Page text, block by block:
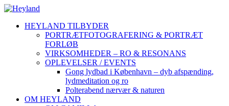
HEYLAND TILBYDER
PORTRÆTFOTOGRAFERING & PORTRÆT
FORLØB
VIRKSOMHEDER – RO & RESONANS
OPLEVELSER / EVENTS
Gong lydbad i København – dyb afspænding,
lydmeditation og ro
Polterabend nærvær & naturen
OM HEYLAND